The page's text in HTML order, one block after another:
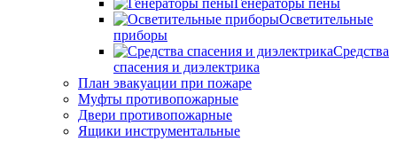
Генераторы пены
Осветительные
приборы
Средства
спасения и диэлектрика
План эвакуации при пожаре
Муфты противопожарные
Двери противопожарные
Ящики инструментальные